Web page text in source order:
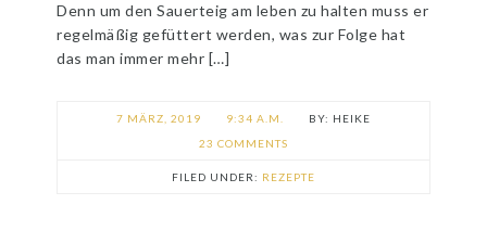
Denn um den Sauerteig am leben zu halten muss er
regelmäßig gefüttert werden, was zur Folge hat
das man immer mehr […]
7 MÄRZ, 2019 9:34 A.M.
HEIKE
23 COMMENTS
FILED UNDER: REZEPTE